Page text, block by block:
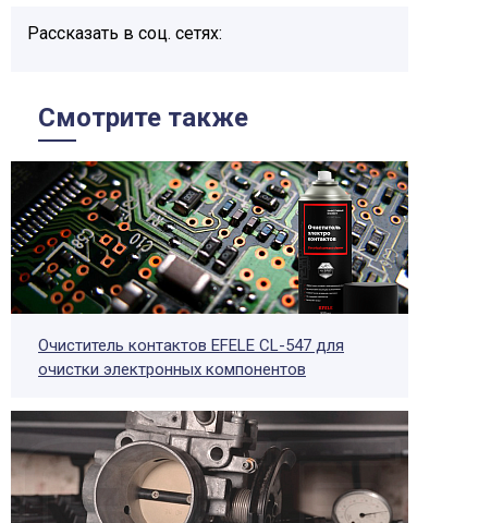
Рассказать в соц. сетях:
Смотрите также
Очиститель контактов EFELE CL-547 для
очистки электронных компонентов